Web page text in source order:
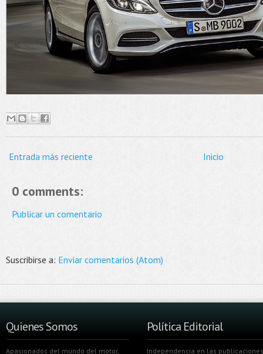
Entrada más reciente Inicio
0 comments:
Publicar un comentario
Suscribirse a: Enviar comentarios (Atom)
Quienes Somos
Apasionados del mundo del motor,
Política Editorial
Independencia en las